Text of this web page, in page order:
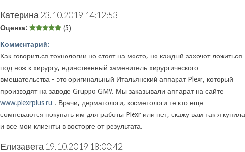
Катерина 23.10.2019 14:12:53
Оценка: (5)
Комментарий:
Как говориться технологии не стоят на месте, не каждый захочет ложиться
под нож к хирургу, единственный заменитель хирургического
вмешательства - это оригинальный Итальянский аппарат Plexr, который
производят на заводе Gruppo GMV. Мы заказывали аппарат на сайте
www.plexrplus.ru . Врачи, дерматологи, косметологи те кто еще
сомневаются покупать им для работы Plexr или нет, скажу вам так я купила
и все мои клиенты в восторге от результата.
Елизавета 19.10.2019 18:00:42